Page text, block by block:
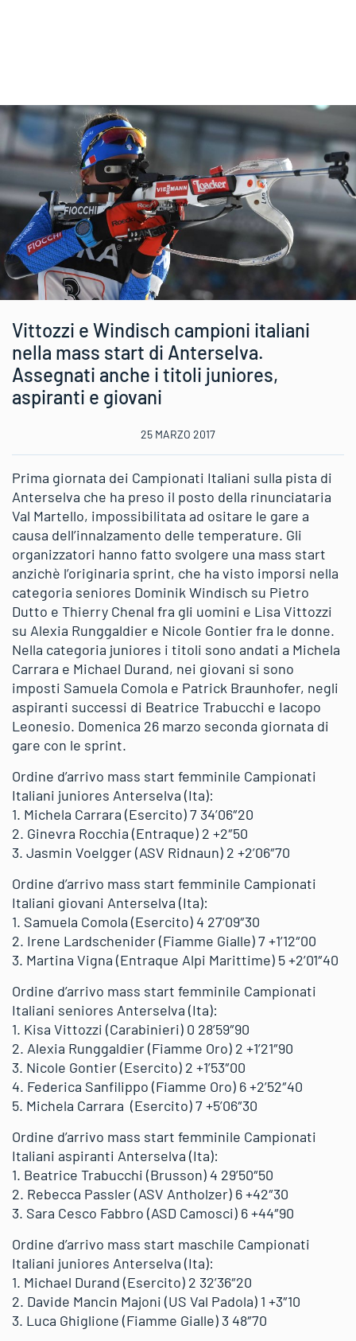
Vittozzi e Windisch campioni italiani
nella mass start di Anterselva.
Assegnati anche i titoli juniores,
aspiranti e giovani
25 MARZO 2017
Prima giornata dei Campionati Italiani sulla pista di
Anterselva che ha preso il posto della rinunciataria
Val Martello, impossibilitata ad ositare le gare a
causa dell’innalzamento delle temperature. Gli
organizzatori hanno fatto svolgere una mass start
anzichè l’originaria sprint, che ha visto imporsi nella
categoria seniores Dominik Windisch su Pietro
Dutto e Thierry Chenal fra gli uomini e Lisa Vittozzi
su Alexia Runggaldier e Nicole Gontier fra le donne.
Nella categoria juniores i titoli sono andati a Michela
Carrara e Michael Durand, nei giovani si sono
imposti Samuela Comola e Patrick Braunhofer, negli
aspiranti successi di Beatrice Trabucchi e Iacopo
Leonesio. Domenica 26 marzo seconda giornata di
gare con le sprint.
Ordine d’arrivo mass start femminile Campionati
Italiani juniores Anterselva (Ita):
1. Michela Carrara (Esercito) 7 34’06″20
2. Ginevra Rocchia (Entraque) 2 +2″50
3. Jasmin Voelgger (ASV Ridnaun) 2 +2’06″70
Ordine d’arrivo mass start femminile Campionati
Italiani giovani Anterselva (Ita):
1. Samuela Comola (Esercito) 4 27’09″30
2. Irene Lardschenider (Fiamme Gialle) 7 +1’12″00
3. Martina Vigna (Entraque Alpi Marittime) 5 +2’01″40
Ordine d’arrivo mass start femminile Campionati
Italiani seniores Anterselva (Ita):
1. Kisa Vittozzi (Carabinieri) 0 28’59″90
2. Alexia Runggaldier (Fiamme Oro) 2 +1’21″90
3. Nicole Gontier (Esercito) 2 +1’53″00
4. Federica Sanfilippo (Fiamme Oro) 6 +2’52″40
5. Michela Carrara (Esercito) 7 +5’06″30
Ordine d’arrivo mass start femminile Campionati
Italiani aspiranti Anterselva (Ita):
1. Beatrice Trabucchi (Brusson) 4 29’50″50
2. Rebecca Passler (ASV Antholzer) 6 +42″30
3. Sara Cesco Fabbro (ASD Camosci) 6 +44″90
Ordine d’arrivo mass start maschile Campionati
Italiani juniores Anterselva (Ita):
1. Michael Durand (Esercito) 2 32’36″20
2. Davide Mancin Majoni (US Val Padola) 1 +3″10
3. Luca Ghiglione (Fiamme Gialle) 3 48″70